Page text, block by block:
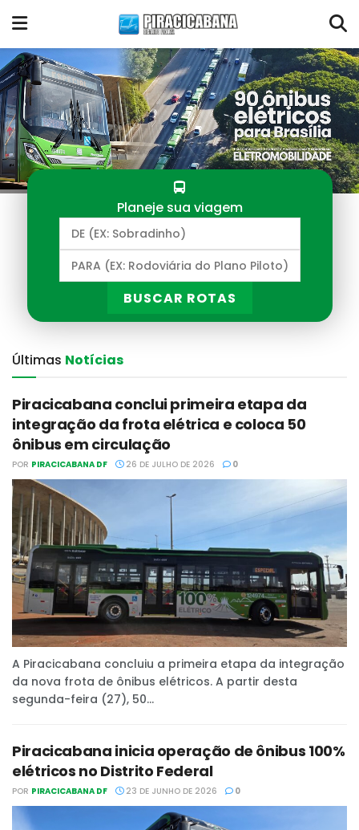
Planeje sua viagem
BUSCAR ROTAS
Últimas‎ Notícias
Piracicabana conclui primeira etapa da
integração da frota elétrica e coloca 50
ônibus em circulação
POR PIRACICABANA DF 26 DE JULHO DE 2026 0
A Piracicabana concluiu a primeira etapa da integração
da nova frota de ônibus elétricos. A partir desta
segunda-feira (27), 50...
Piracicabana inicia operação de ônibus 100%
elétricos no Distrito Federal
POR PIRACICABANA DF 23 DE JUNHO DE 2026 0